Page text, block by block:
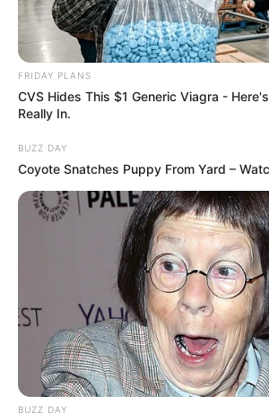
FRIDAY PLANS
CVS Hides This $1 Generic Viagra -
Really In.
BUZZ DAY
Coyote Snatches Puppy From Yard –
BUZZ DAY